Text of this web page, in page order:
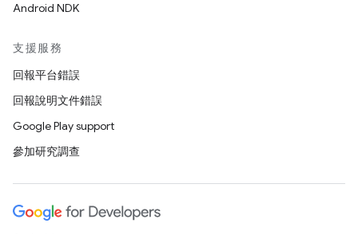
Android NDK
支援服務
回報平台錯誤
回報說明文件錯誤
Google Play support
參加研究調查